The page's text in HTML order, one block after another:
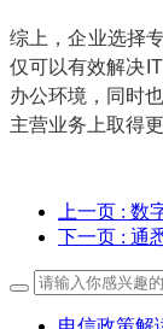
综上，企业选择
仅可以有效解决
办公环境，同时
主营业务上取得
上一页 : 数
下一页 : 通